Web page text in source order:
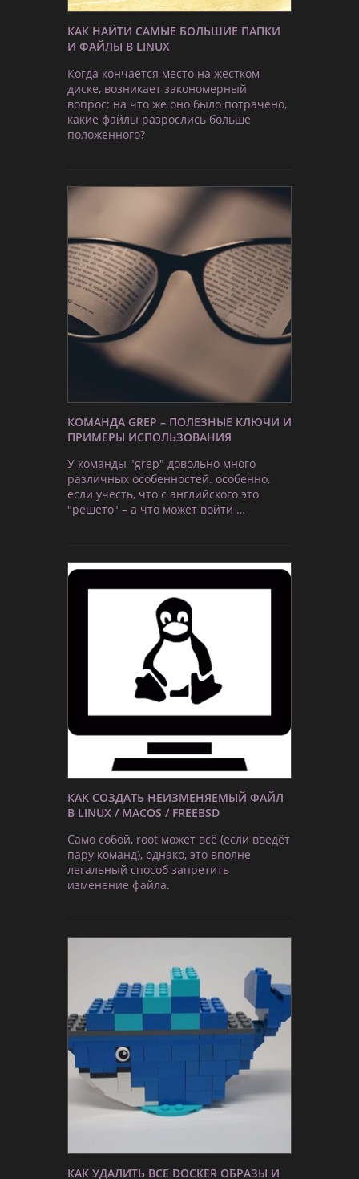
КАК НАЙТИ САМЫЕ БОЛЬШИЕ ПАПКИ
И ФАЙЛЫ В LINUX
Когда кончается место на жестком
диске, возникает закономерный
вопрос: на что же оно было потрачено,
какие файлы разрослись больше
положенного?
КОМАНДА GREP – ПОЛЕЗНЫЕ КЛЮЧИ И
ПРИМЕРЫ ИСПОЛЬЗОВАНИЯ
У команды "grep" довольно много
различных особенностей. особенно,
если учесть, что с английского это
"решето" – а что может войти …
КАК СОЗДАТЬ НЕИЗМЕНЯЕМЫЙ ФАЙЛ
В LINUX / MACOS / FREEBSD
Само собой, root может всё (если введёт
пару команд), однако, это вполне
легальный способ запретить
изменение файла.
КАК УДАЛИТЬ ВСЕ DOCKER ОБРАЗЫ И